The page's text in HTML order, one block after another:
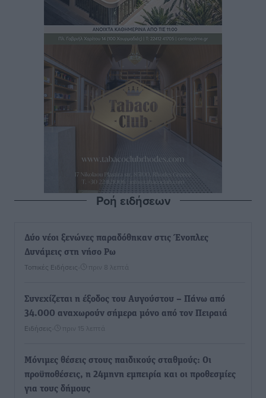
Ροή ειδήσεων
Δύο νέοι ξενώνες παραδόθηκαν στις Ένοπλες
Δυνάμεις στη νήσο Ρω
Τοπικές Ειδήσεις πριν 8 λεπτά
Συνεχίζεται η έξοδος του Αυγούστου – Πάνω από
34.000 αναχωρούν σήμερα μόνο από τον Πειραιά
Ειδήσεις πριν 15 λεπτά
Μόνιμες θέσεις στους παιδικούς σταθμούς: Οι
προϋποθέσεις, η 24μηνη εμπειρία και οι προθεσμίες
για τους δήμους